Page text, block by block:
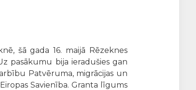
šā gada 16. maijā Rēzeknes
pasākumu bija ieradušies gan
Patvēruma, migrācijas un
Savienība. Granta līgums